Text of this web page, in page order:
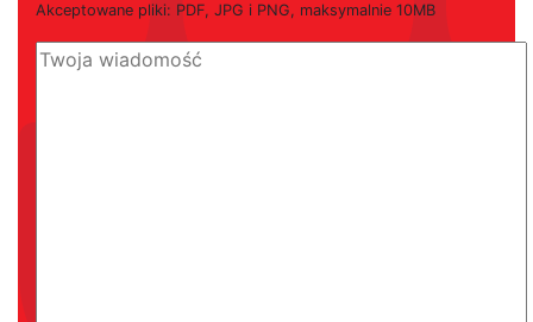
Akceptowane pliki: PDF, JPG i PNG, maksymalnie 10MB